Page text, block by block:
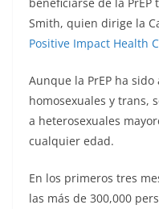
Smith, quien dirige la
Positive Impact Health
Aunque la PrEP ha
homosexuales y trans,
a heterosexuales
cualquier edad.
En los primeros tres
las más de 300,000